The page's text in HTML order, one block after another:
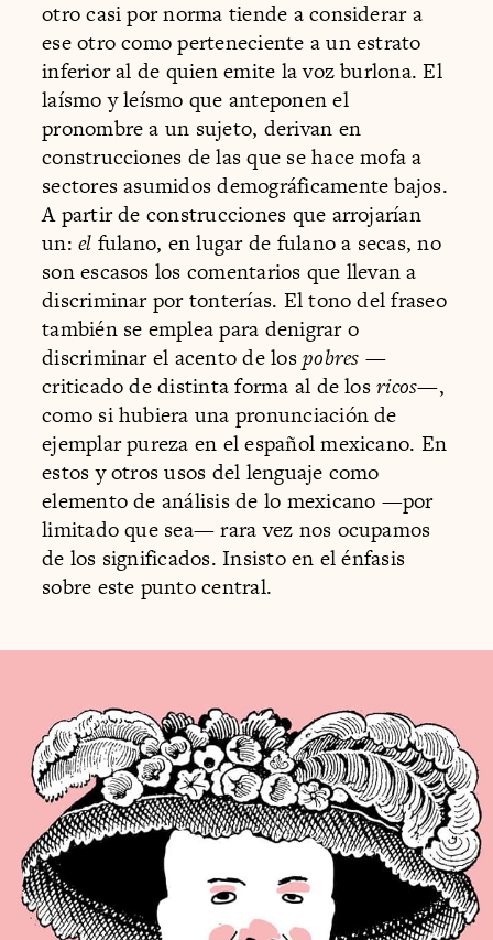
otro casi por norma tiende a considerar a
ese otro como perteneciente a un estrato
inferior al de quien emite la voz burlona. El
laísmo y leísmo que anteponen el
pronombre a un sujeto, derivan en
construcciones de las que se hace mofa a
sectores asumidos demográficamente bajos.
A partir de construcciones que arrojarían
un:el fulano, en lugar de fulano a secas, no
son escasos los comentarios que llevan a
discriminar por tonterías. El tono del fraseo
también se emplea para denigrar o
discriminar el acento de lospobres —
criticado de distinta forma al de losricos—,
como si hubiera una pronunciación de
ejemplar pureza en el español mexicano. En
estos y otros usos del lenguaje como
elemento de análisis de lo mexicano —por
limitado que sea— rara vez nos ocupamos
de los significados. Insisto en el énfasis
sobre este punto central.